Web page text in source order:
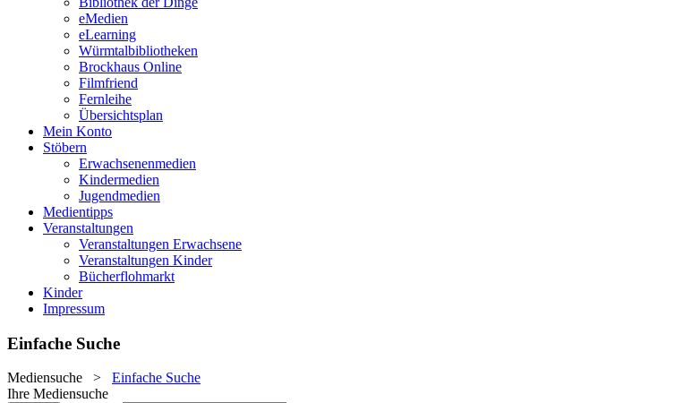
eMedien
eLearning
Würmtalbibliotheken
Brockhaus Online
Filmfriend
Fernleihe
Übersichtsplan
Mein Konto
Stöbern
Erwachsenenmedien
Kindermedien
Jugendmedien
Medientipps
Veranstaltungen
Veranstaltungen Erwachsene
Veranstaltungen Kinder
Bücherflohmarkt
Kinder
Impressum
Einfache Suche
Mediensuche > Einfache Suche
Ihre Mediensuche